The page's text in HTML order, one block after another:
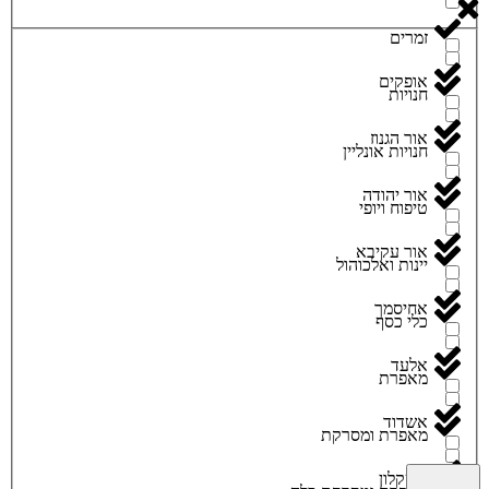
זמרים
חנויות
חנויות אונליין
טיפוח ויופי
יינות ואלכוהול
כלי כסף
מאפרת
מאפרת ומסרקת
אופקים
אור הגנוז
אור יהודה
אור עקיבא
אחיסמך
אלעד
אשדוד
אשקלון